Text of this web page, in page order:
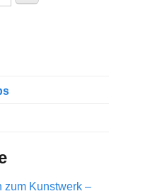
zum Kunstwerk –